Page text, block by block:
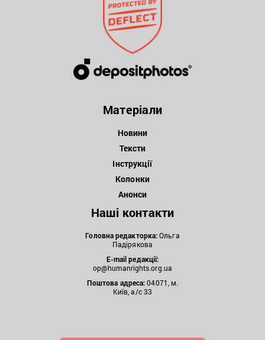
Матеріали
Новини
Тексти
Інструкції
Колонки
Анонси
Наші контакти
Головна редакторка:Ольга
Падірякова
E-mail редакції:
op@humanrights.org.ua
Поштова адреса:04071, м.
Київ, а/с 33